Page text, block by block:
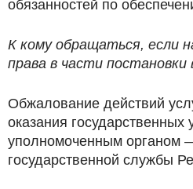
обязанностей по
К кому обращаться, если
права в части постановки
Обжалование действий
оказания государственных
уполномоченным органом
государственной службы